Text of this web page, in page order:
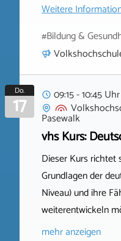
Weitere
#Bildung &
Do.
17
09:15 - 10:45 Uhr
Pasewalk
vhs Kurs:
Dieser Kurs richtet
Grundlagen der
Niveau) und ihre
weiterentwickeln
mehr anzeigen